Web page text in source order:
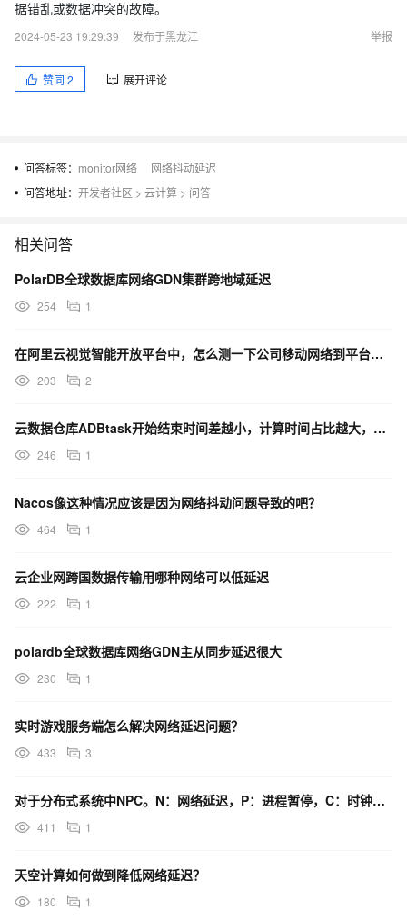
据错乱或数据冲突的故障。
2024-05-23 19:29:39
发布于黑龙江 举报
赞同 2 展开评论
问答标签： monitor网络
网络抖动延迟
问答地址： 开发者社区 > 云计算 > 问答
相关问答
PolarDB全球数据库网络GDN集群跨地域延迟
254 1
在阿里云视觉智能开放平台中，怎么测一下公司移动网络到平台的延迟或dns?
203 2
云数据仓库ADBtask开始结束时间差越小，计算时间占比越大，需要重点定位资源等待、网络延迟等问题。
246 1
Nacos像这种情况应该是因为网络抖动问题导致的吧？
464 1
云企业网跨国数据传输用哪种网络可以低延迟
222 1
polardb全球数据库网络GDN主从同步延迟很大
230 1
实时游戏服务端怎么解决网络延迟问题？
433 3
对于分布式系统中NPC。N：网络延迟，P：进程暂停，C：时钟漂移，有什么好的理解或解决方案吗？
411 1
天空计算如何做到降低网络延迟？
180 1